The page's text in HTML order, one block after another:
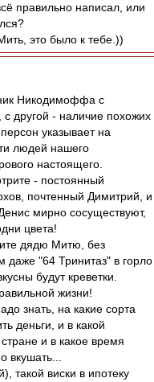
правильно написал, или
это было к тебе.))
Никодимоффа с
другой - наличие похожих
указывает на
людей нашего
настоящего.
- постоянный
почтенный Димитрий, и
мирно сосуществуют,
цвета!
дядю Митю, без
"64 Тринитаз" в горло
будут креветки.
жизни!
знать, на какие сорта
деньги, и в какой
и в какое время
вкушать...
такой виски в ипотеку